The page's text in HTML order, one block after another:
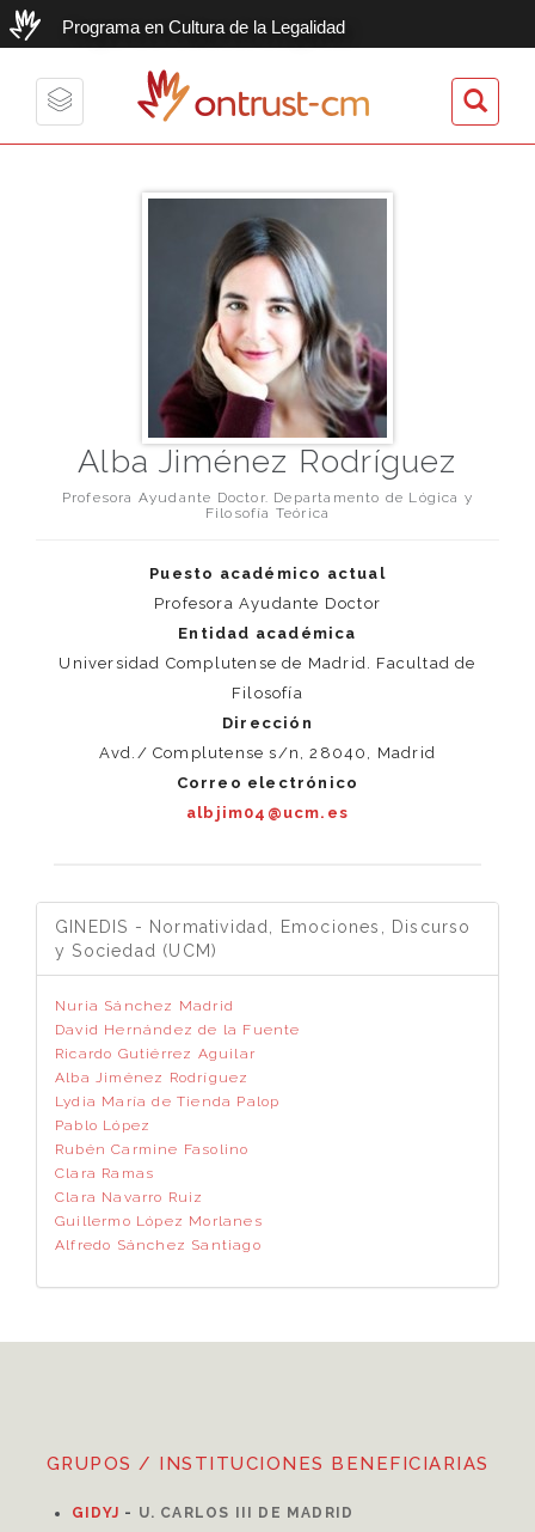
Programa en Cultura de la Legalidad
Toggle
ontrust-cm
Alba Jiménez Rodríguez
Profesora Ayudante Doctor. Departamento de Lógica y
Filosofía Teórica
Puesto académico actual
Profesora Ayudante Doctor
Entidad académica
Universidad Complutense de Madrid. Facultad de
Filosofía
Dirección
Avd./ Complutense s/n, 28040, Madrid
Correo electrónico
albjim04@ucm.es
GINEDIS - Normatividad, Emociones, Discurso
y Sociedad (UCM)
Nuria Sánchez Madrid
David Hernández de la Fuente
Ricardo Gutiérrez Aguilar
Alba Jiménez Rodríguez
Lydia María de Tienda Palop
Pablo López
Rubén Carmine Fasolino
Clara Ramas
Clara Navarro Ruiz
Guillermo López Morlanes
Alfredo Sánchez Santiago
GRUPOS / INSTITUCIONES BENEFICIARIAS
GIDYJ - U. CARLOS III DE MADRID